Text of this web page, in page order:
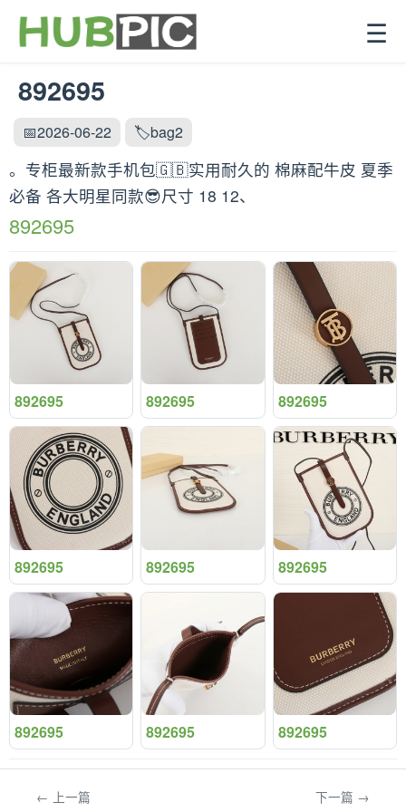
☰
892695
📅2026-06-22 🏷️bag2
。专柜最新款手机包🇬🇧实用耐久的 棉麻配牛皮 夏季
必备 各大明星同款😎尺寸 18 12、
892695
892695 892695 892695
892695 892695 892695
892695 892695 892695
← 上一篇 下一篇 →